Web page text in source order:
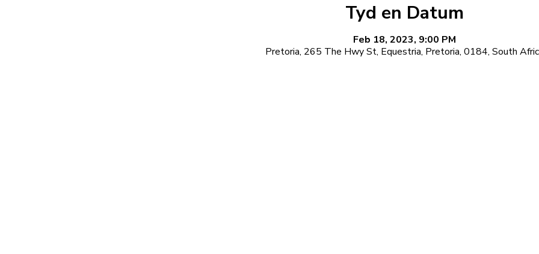
Tyd en Datum
Feb 18, 2023, 9:00 PM
Pretoria, 265 The Hwy St, Equestria, Pretoria, 0184, South